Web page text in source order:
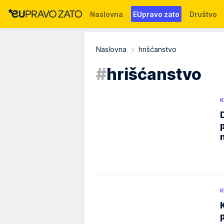
Naslovna EUpravo zato Društvo
Naslovna
hrišćanstvo
#hrišćanstvo